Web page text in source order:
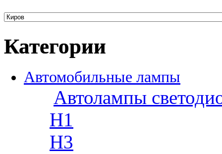
Категории
Автомобильные лампы
Автолампы
H1
H3